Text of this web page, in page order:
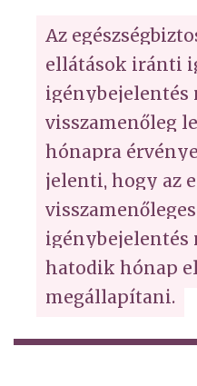
Az
ellátások iránti
igénybejelentés
visszamenőleg
hónapra
jelenti, hogy az
igénybejelentés
hatodik hónap
megállapítani.